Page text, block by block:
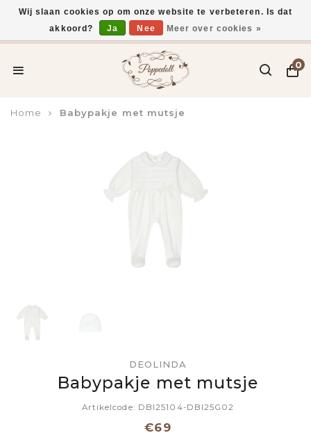
Voor 15:00 uur besteld, vandaag verzonden*
0
Home Babypakje met mutsje
DEOLINDA
Babypakje met mutsje
Artikelcode: DBI25104-DBI25G02
€69
Wij slaan cookies op om onze website te verbeteren. Is dat
akkoord?
Ja Nee Meer over cookies »